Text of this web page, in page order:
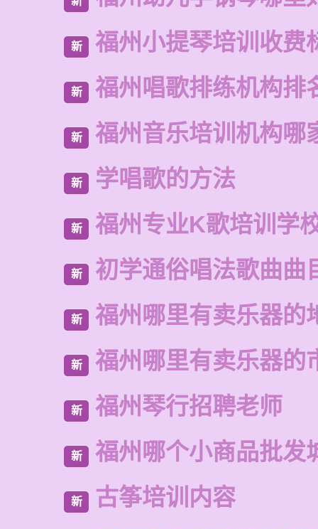
新 福州小提琴培训收费
新 福州唱歌排练机构排
新 福州音乐培训机构哪
新 学唱歌的方法
新 福州专业K歌培训学
新 初学通俗唱法歌曲曲
新 福州哪里有卖乐器的
新 福州哪里有卖乐器的
新 福州琴行招聘老师
新 福州哪个小商品批发
新 古筝培训内容